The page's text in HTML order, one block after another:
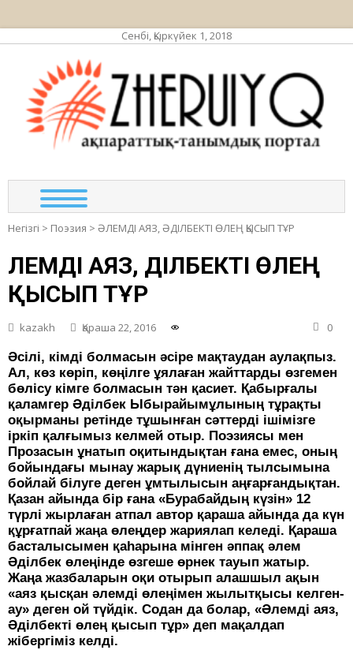
Сенбі, Қыркүйек 1, 2018
Негізгі > Поэзия > ӘЛЕМДІ АЯЗ, ӘДІЛБЕКТІ ӨЛЕҢ ҚЫСЫП ТҰР
ӘЛЕМДІ АЯЗ, ӘДІЛБЕКТІ ӨЛЕҢ
ҚЫСЫП ТҰР
kazakh Қараша 22, 2016 0
Әсілі, кімді болмасын әсіре мақтаудан аулақпыз.
Ал, көз көріп, көңілге ұялаған жайттарды өзгемен
бөлісу кімге болмасын тән қасиет. Қабырғалы
қаламгер Әділбек Ыбырайымұлының тұрақты
оқырманы ретінде тұшынған сәттерді ішімізге
іркіп қалғымыз келмей отыр. Поэзиясы мен
Прозасын ұнатып оқитындықтан ғана емес, оның
бойындағы мынау жарық дүниенің тылсымына
бойлай білуге деген ұмтылысын аңғарғандықтан.
Қазан айында бір ғана «Бурабайдың күзін» 12
түрлі жырлаған атпал автор қараша айында да күн
құрғатпай жаңа өлеңдер жариялап келеді. Қараша
басталысымен қаһарына мінген әппақ әлем
Әділбек өлеңінде өзгеше өрнек тауып жатыр.
Жаңа жазбаларын оқи отырып алашшыл ақын
«аяз қысқан әлемді өлеңімен жылытқысы келген-
ау» деген ой түйдік. Содан да болар, «Әлемді аяз,
Әділбекті өлең қысып тұр» деп мақалдап
жібергіміз келді.